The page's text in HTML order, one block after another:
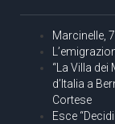
Marcinelle,
“La Villa
d’Italia a
Cortese
Esce